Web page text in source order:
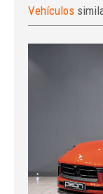
Vehículos